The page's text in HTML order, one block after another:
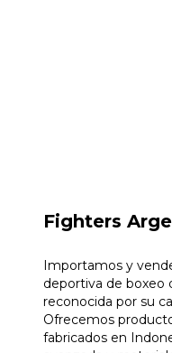
Fighters
Importamos y
deportiva de boxeo
reconocida por su
Ofrecemos
fabricados en